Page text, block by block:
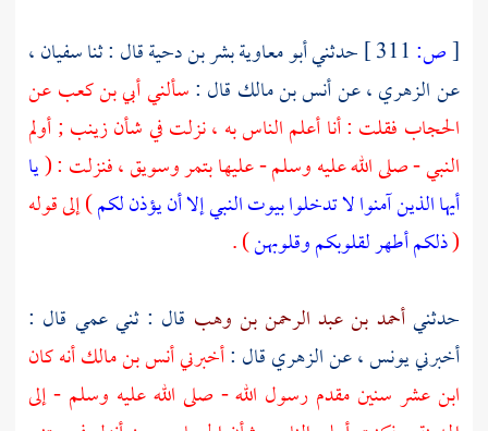
[ص: حدثنيأبو معاوية بشر بن دحيةقال : ثناسفيان ،
عنالزهري ،عنأنس بن مالك قال :سألنيأبي بن كعبعن
الحجاب فقلت : أنا أعلم الناس به ، نزلت في شأنزينب ;أولم
النبي - صلى الله عليه وسلم - عليها بتمر وسويق ، فنزلت : (يا
أيها الذين آمنوا لا تدخلوا بيوت النبي إلا أن يؤذن لكم) إلى قوله
(ذلكم أطهر لقلوبكم وقلوبهن) .
حدثنيأحمد بن عبد الرحمن بن وهب قال : ثني عمي قال :
أخبرنييونس ،عنالزهريقال :أخبرنيأنس بن مالكأنه كان
ابن عشر سنين مقدم رسول الله - صلى الله عليه وسلم - إلى